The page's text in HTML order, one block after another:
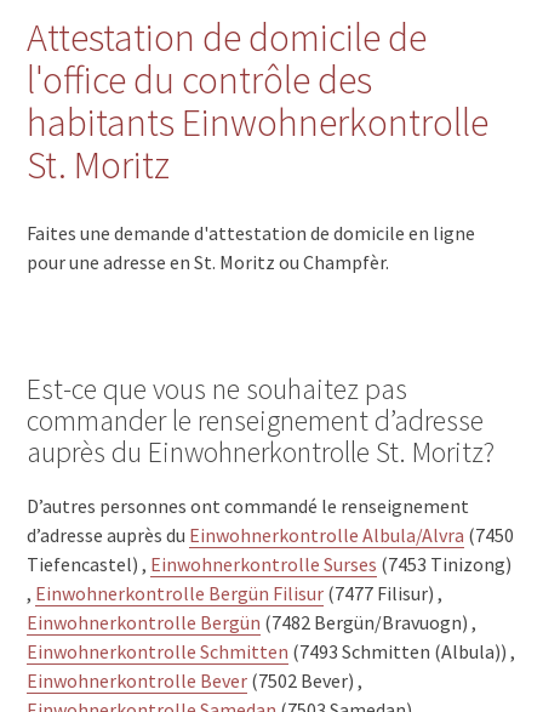
Attestation de domicile de
l'office du contrôle des
habitants Einwohnerkontrolle
St. Moritz
Faites une demande d'attestation de domicile en ligne
pour une adresse en St. Moritz ou Champfèr.
Est-ce que vous ne souhaitez pas
commander le renseignement d’adresse
auprès du Einwohnerkontrolle St. Moritz?
D’autres personnes ont commandé le renseignement
d’adresse auprès du Einwohnerkontrolle Albula/Alvra (7450
Tiefencastel) , Einwohnerkontrolle Surses (7453 Tinizong)
, Einwohnerkontrolle Bergün Filisur (7477 Filisur) ,
Einwohnerkontrolle Bergün (7482 Bergün/Bravuogn) ,
Einwohnerkontrolle Schmitten (7493 Schmitten (Albula)) ,
Einwohnerkontrolle Bever (7502 Bever) ,